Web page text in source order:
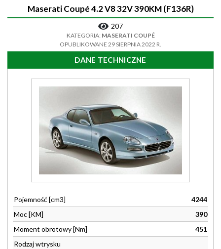
Maserati Coupé 4.2 V8 32V 390KM (F136R)
207
KATEGORIA: MASERATI COUPÉ
OPUBLIKOWANE 29 SIERPNIA 2022 R.
DANE TECHNICZNE
Pojemność [cm3]
4244
Moc [KM]
390
Moment obrotowy [Nm]
451
Rodzaj wtrysku